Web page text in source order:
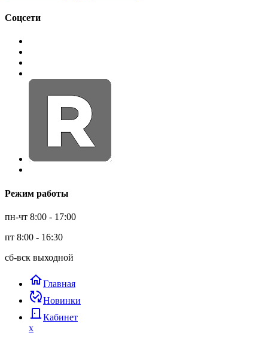
Соцсети
Режим работы
пн-чт 8:00 - 17:00
пт 8:00 - 16:30
сб-вск выходной
homeГлавная
published_with_changesНовинки
door_back Кабинет
x